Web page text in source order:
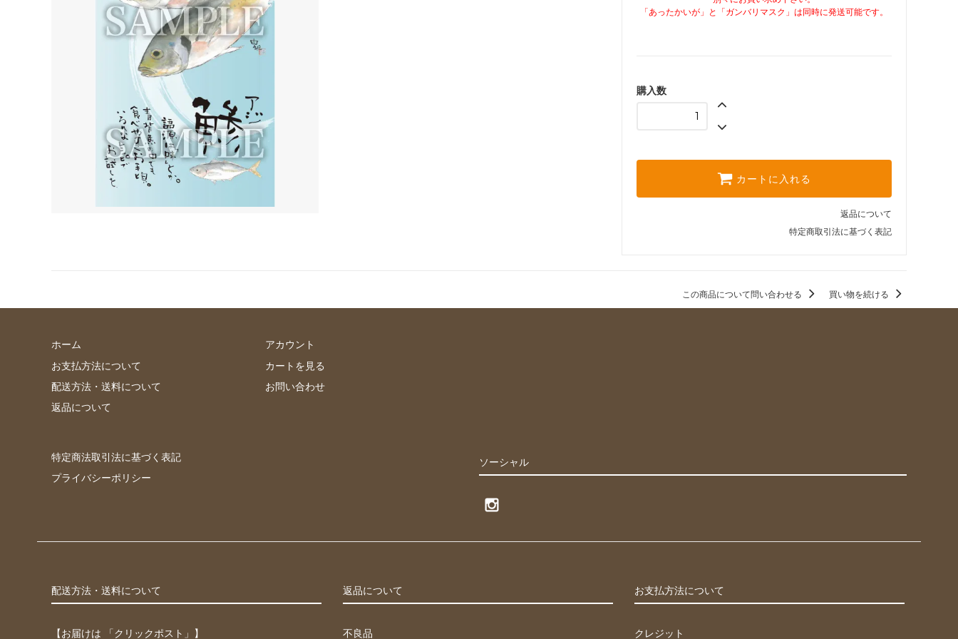
「あったかいが」と「ガンバリマスク」は同時に発送可能です。
購入数
カートに入れる
返品について
特定商取引法に基づく表記
この商品について問い合わせる 買い物を続ける
ホーム
お支払方法について
配送方法・送料について
返品について
アカウント
カートを見る
お問い合わせ
ソーシャル
特定商法取引法に基づく表記
プライバシーポリシー
配送方法・送料について
【お届けは 「クリックポスト」】
返品について
不良品
お支払方法について
クレジット